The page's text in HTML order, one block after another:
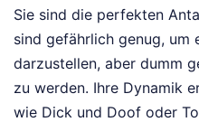
Sie sind die perfekten
sind gefährlich genug, um
darzustellen, aber dumm
zu werden. Ihre Dynamik
wie Dick und Doof oder